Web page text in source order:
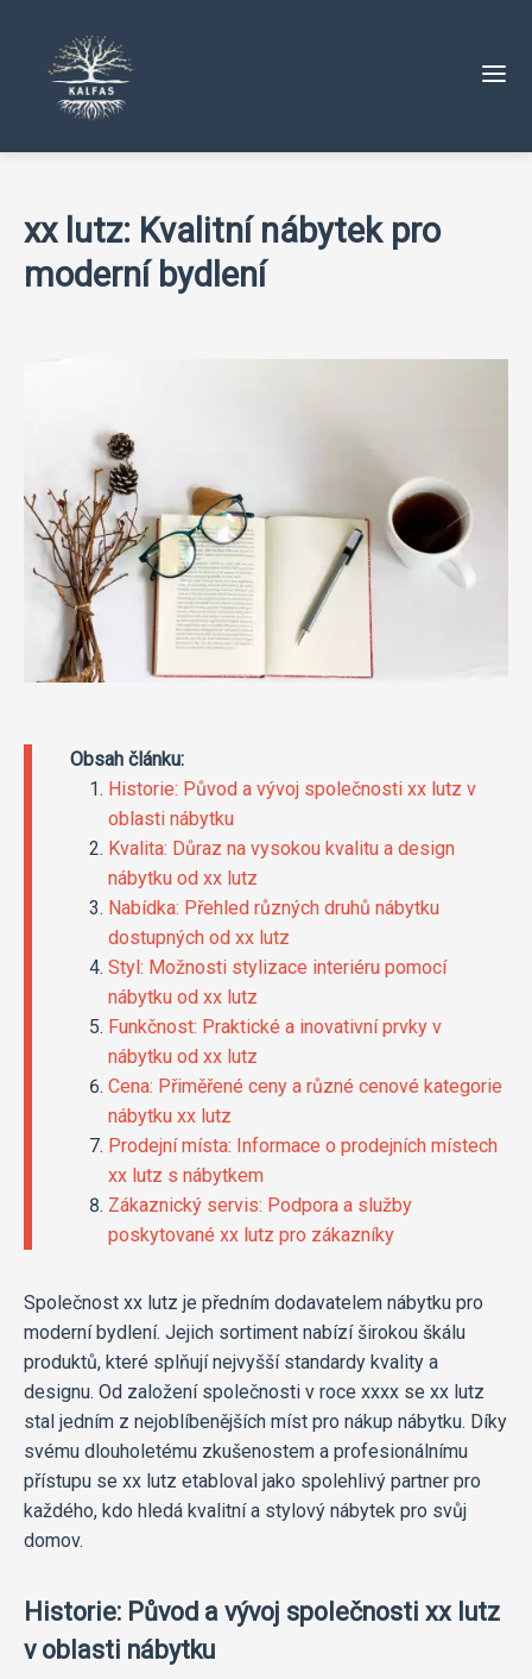
xx lutz: Kvalitní nábytek pro
moderní bydlení
Obsah článku:
Historie: Původ a vývoj společnosti xx lutz v
oblasti nábytku
Kvalita: Důraz na vysokou kvalitu a design
nábytku od xx lutz
Nabídka: Přehled různých druhů nábytku
dostupných od xx lutz
Styl: Možnosti stylizace interiéru pomocí
nábytku od xx lutz
Funkčnost: Praktické a inovativní prvky v
nábytku od xx lutz
Cena: Přiměřené ceny a různé cenové kategorie
nábytku xx lutz
Prodejní místa: Informace o prodejních místech
xx lutz s nábytkem
Zákaznický servis: Podpora a služby
poskytované xx lutz pro zákazníky
Společnost xx lutz je předním dodavatelem nábytku pro
moderní bydlení. Jejich sortiment nabízí širokou škálu
produktů, které splňují nejvyšší standardy kvality a
designu. Od založení společnosti v roce xxxx se xx lutz
stal jedním z nejoblíbenějších míst pro nákup nábytku. Díky
svému dlouholetému zkušenostem a profesionálnímu
přístupu se xx lutz etabloval jako spolehlivý partner pro
každého, kdo hledá kvalitní a stylový nábytek pro svůj
domov.
Historie: Původ a vývoj společnosti xx lutz
v oblasti nábytku